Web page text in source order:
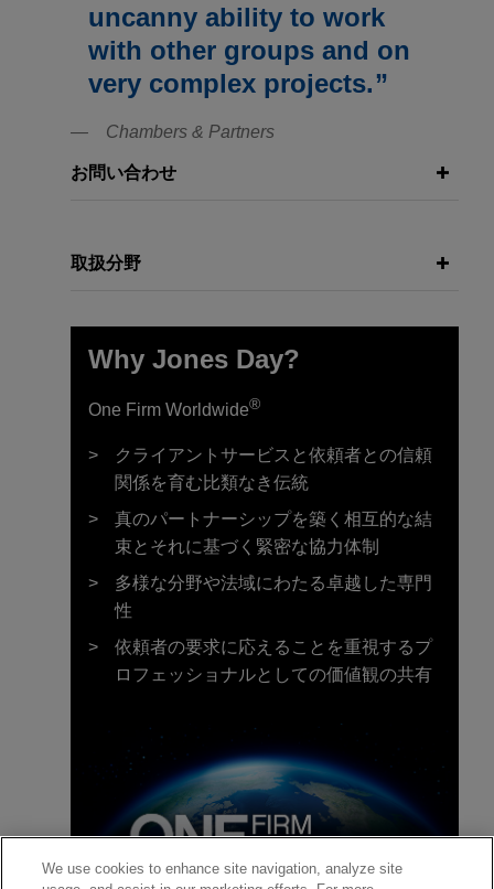
uncanny ability to work
with other groups and on
very complex projects.
Chambers & Partners
お問い合わせ
取扱分野
Why Jones Day?
One Firm Worldwide®
クライアントサービスと依頼者との信頼
関係を育む比類なき伝統
真のパートナーシップを築く相互的な結
束とそれに基づく緊密な協力体制
多様な分野や法域にわたる卓越した専門
性
依頼者の要求に応えることを重視するプ
ロフェッショナルとしての価値観の共有
We use cookies to enhance site navigation, analyze site